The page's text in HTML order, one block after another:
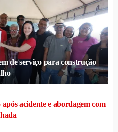
de serviço para construção
acidente e abordagem com